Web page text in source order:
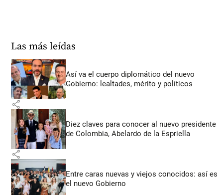
Las más leídas
Así va el cuerpo diplomático del nuevo
Gobierno: lealtades, mérito y políticos
share
Diez claves para conocer al nuevo presidente
de Colombia, Abelardo de la Espriella
share
Entre caras nuevas y viejos conocidos: así es
el nuevo Gobierno